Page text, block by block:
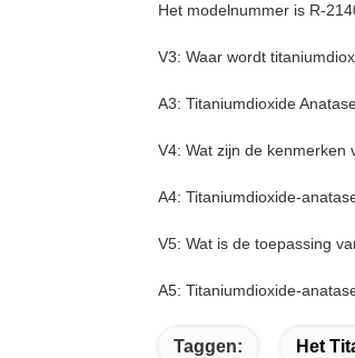
Het modelnummer is R-
V3: Waar wordt
A3: Titaniumdioxide
V4: Wat zijn de kenmerken
A4: Titaniumdioxide-
V5: Wat is de toepassing
A5: Titaniumdioxide-
Taggen: Het